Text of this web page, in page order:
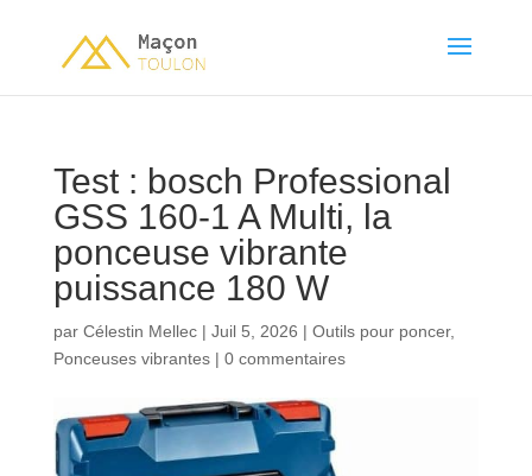
Test : bosch Professional
GSS 160-1 A Multi, la
ponceuse vibrante
puissance 180 W
par Célestin Mellec| Juil 5, 2026 | Outils pour poncer,
Ponceuses vibrantes| 0 commentaires